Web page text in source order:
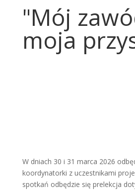
"Mój
moja
W dniach 30 i 31 marca 2026
koordynatorki z uczestnikami
spotkań odbędzie się prelekcja